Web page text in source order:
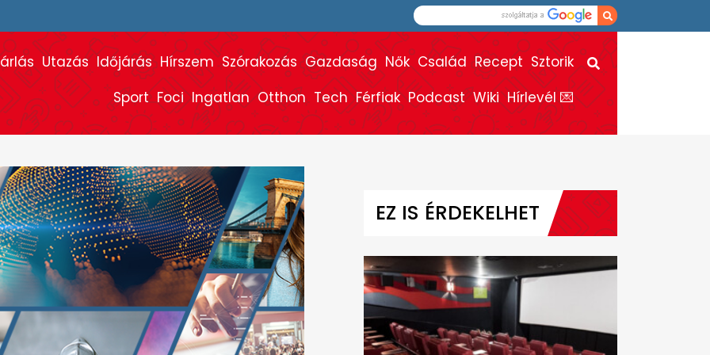
Utazás Időjárás Hírszem Szórakozás Gazdaság Nők Család Recept Sztorik
Sport Foci Ingatlan Otthon Tech Férfiak Podcast Wiki Hírlevél 💌
EZ IS ÉRDEKELHET